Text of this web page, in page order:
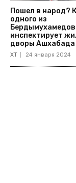
Пошел в народ?
одного из
инспектирует
дворы Ашхабада
ХТ 24 января 2024